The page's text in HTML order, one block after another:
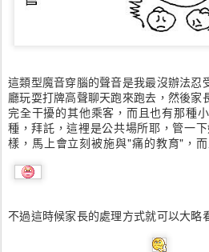
這類型魔音穿腦的聲音是我最沒辦法忍
廳玩耍打牌高聲聊天跑來跑去，然後家
完全干擾的其他乘客，而且也有那種
種，拜託，這裡是公共場所耶，管一
樣，馬上會立刻被施與"痛的教育"，
不過這時候家長的處理方式就可以大略